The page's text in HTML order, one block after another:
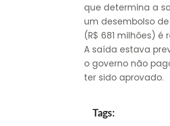
que determina a
um desembolso
(R$ 681 milhões)
A saída estava
o governo não
ter sido aprovado.
Tags: